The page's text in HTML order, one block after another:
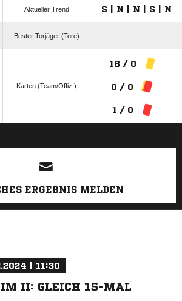
Aktueller Trend S | N | N | S | N
Bester Torjäger (Tore)
Karten (Team/Offiz.)
18 / 0
0 / 0
1 / 0
ANZEIGE
ERGEBNIS MELDEN
| 11:30
II: GLEICH 15-MAL